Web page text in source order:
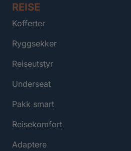
REISE
Kofferter
Ryggsekker
Reiseutstyr
Underseat
Pakk smart
Reisekomfort
Adaptere